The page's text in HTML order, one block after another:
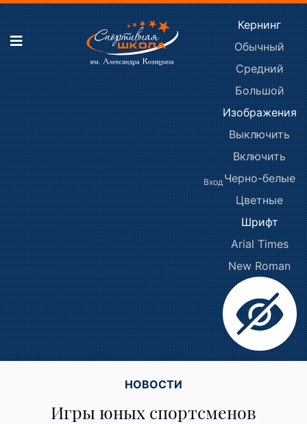
Кернинг
Обычный
Средний
Большой
Изображения
Выключить
Включить
Черно-белые
Цветные
Шрифт
Arial Times
New Roman
Вход
НОВОСТИ
Игры юных спортсменов